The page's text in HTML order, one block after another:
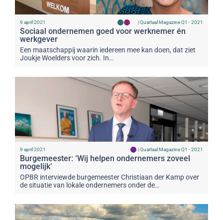
9 april 2021 |Quartaal Magazine Q1 - 2021
Sociaal ondernemen goed voor werknemer én
werkgever
Een maatschappij waarin iedereen mee kan doen, dat ziet
Joukje Woelders voor zich. In…
9 april 2021 |Quartaal Magazine Q1 - 2021
Burgemeester: ‘Wij helpen ondernemers zoveel
mogelijk’
OPBR interviewde burgemeester Christiaan der Kamp over
de situatie van lokale ondernemers onder de…